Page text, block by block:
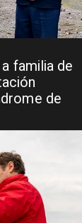
familia de
de